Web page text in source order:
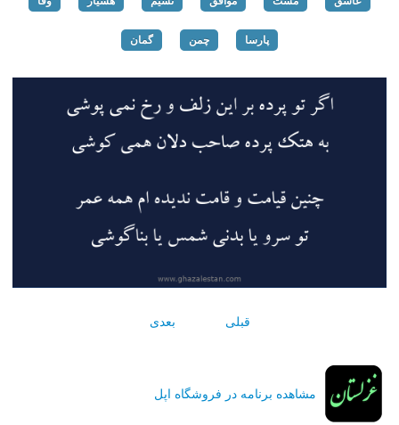
پارسا چمن گمان
قبلی بعدی
مشاهده برنامه در فروشگاه اپل